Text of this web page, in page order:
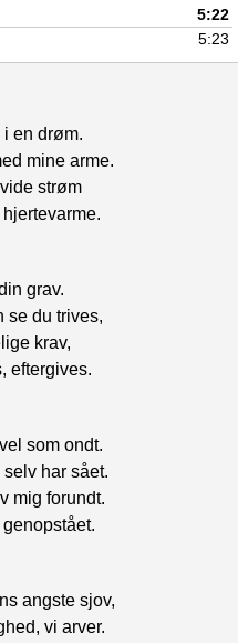
for
5:22
5:23
en drøm.
mine arme.
strøm
grav.
se du trives,
krav,
eftergives.
som ondt.
har sået.
mig forundt.
angste sjov,
vi arver.